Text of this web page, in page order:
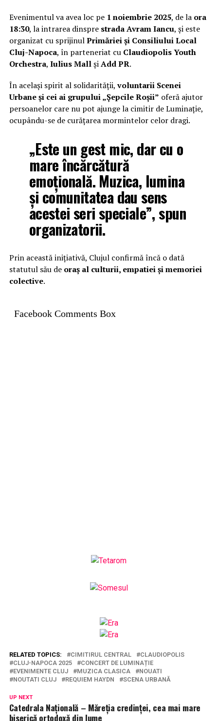
Evenimentul va avea loc pe 1 noiembrie 2025, de la ora
18:30, la intrarea dinspre strada Avram Iancu, și este
organizat cu sprijinulPrimăriei și Consiliului Local
Cluj-Napoca, în parteneriat cu Claudiopolis Youth
Orchestra, Iulius MallșiAdd PR.
În același spirit al solidarității,voluntarii Scenei
Urbane și cei ai grupului „Șepcile Roșii” oferă ajutor
persoanelor care nu pot ajunge la cimitir de Luminație,
ocupându-se de curățarea mormintelor celor dragi.
„Este un gest mic, dar cu o
mare încărcătură
emoțională. Muzica, lumina
și comunitatea dau sens
acestei seri speciale”, spun
organizatorii.
Prin această inițiativă, Clujul confirmă încă o dată
statutul său de oraș al culturii, empatiei și memoriei
colective.
Facebook Comments Box
RELATED TOPICS: CIMITIRUL CENTRAL
CLAUDIOPOLIS
CLUJ-NAPOCA 2025
CONCERT DE LUMINAȚIE
EVENIMENTE CLUJ
MUZICA CLASICA
NOUATI
NOUTATI CLUJ
REQUIEM HAYDN SCENA URBANĂ
UP NEXT
Catedrala Națională – Măreția credinței, cea mai mare
biserică ortodoxă din lume